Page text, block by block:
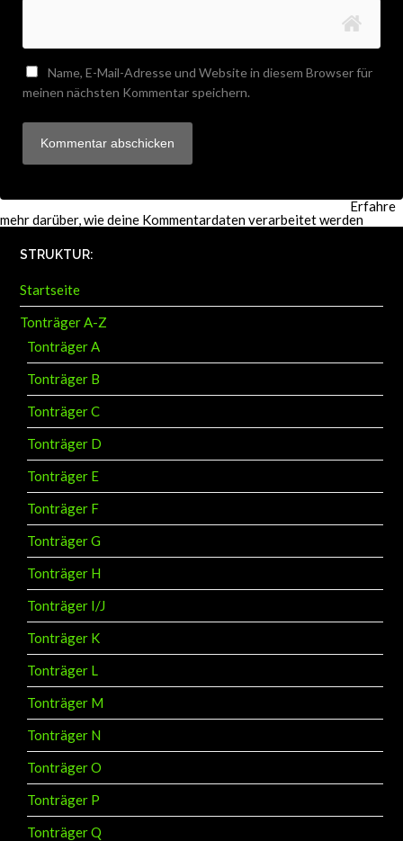
Name, E-Mail-Adresse und Website in diesem Browser für
meinen nächsten Kommentar speichern.
Diese Website verwendet Akismet, um Spam zu reduzieren.Erfahre
mehr darüber, wie deine Kommentardaten verarbeitet werden.
STRUKTUR:
Startseite
Tonträger A-Z
Tonträger A
Tonträger B
Tonträger C
Tonträger D
Tonträger E
Tonträger F
Tonträger G
Tonträger H
Tonträger I/J
Tonträger K
Tonträger L
Tonträger M
Tonträger N
Tonträger O
Tonträger P
Tonträger Q